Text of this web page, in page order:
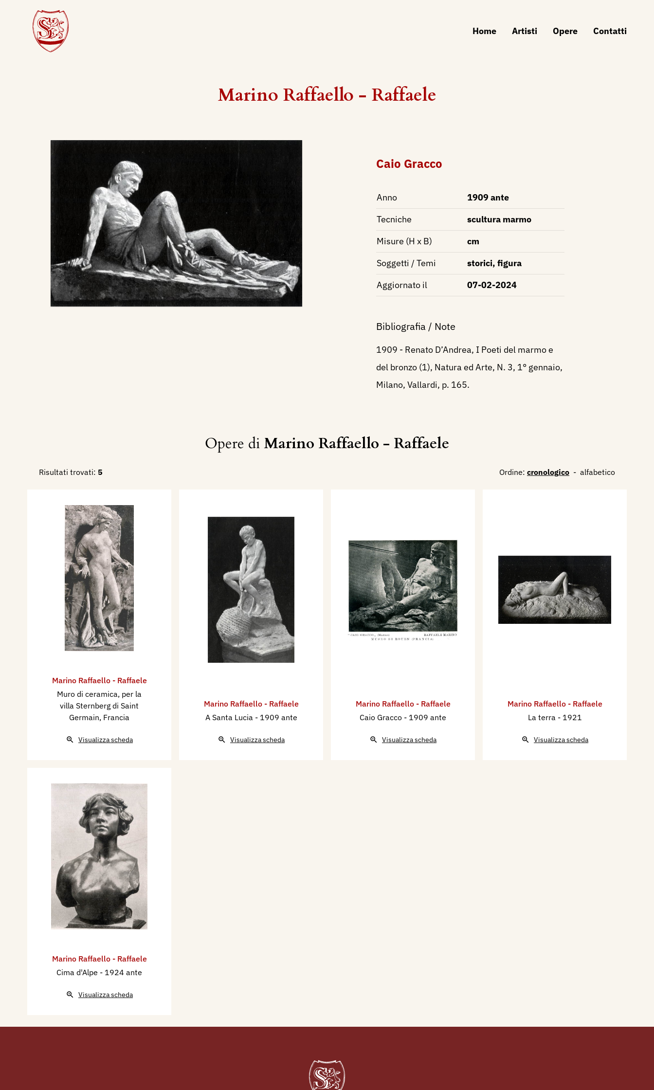
Home Artisti Opere Contatti
Marino Raffaello - Raffaele
Caio Gracco
Anno
1909 ante
Tecniche
scultura marmo
Misure (H x B)
cm
Soggetti / Temi
storici, figura
Aggiornato il
07-02-2024
Bibliografia / Note
1909 - Renato D’Andrea, I Poeti del marmo e
del bronzo (1), Natura ed Arte, N. 3, 1° gennaio,
Milano, Vallardi, p. 165.
Opere diMarino Raffaello - Raffaele
Risultati trovati: 5 Ordine: cronologico - alfabetico
Marino Raffaello - Raffaele
Muro di ceramica, per la
villa Sternberg di Saint
Germain, Francia
Visualizza scheda
Marino Raffaello - Raffaele
A Santa Lucia - 1909 ante
Visualizza scheda
Marino Raffaello - Raffaele
Caio Gracco - 1909 ante
Visualizza scheda
Marino Raffaello - Raffaele
La terra - 1921
Visualizza scheda
Marino Raffaello - Raffaele
Cima d'Alpe - 1924 ante
Visualizza scheda